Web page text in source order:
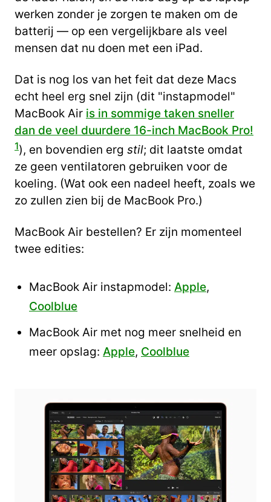
werken zonder je zorgen te maken om de
batterij — op een vergelijkbare als veel
mensen dat nu doen met een iPad.
Dat is nog los van het feit dat deze Macs
echt heel erg snel zijn (dit "instapmodel"
MacBook Air is in sommige taken sneller
dan de veel duurdere 16-inch MacBook Pro!
1), en bovendien erg stil; dit laatste omdat
ze geen ventilatoren gebruiken voor de
koeling. (Wat ook een nadeel heeft, zoals we
zo zullen zien bij de MacBook Pro.)
MacBook Air bestellen? Er zijn momenteel
twee edities:
MacBook Air instapmodel: Apple,
Coolblue
MacBook Air met nog meer snelheid en
meer opslag: Apple, Coolblue